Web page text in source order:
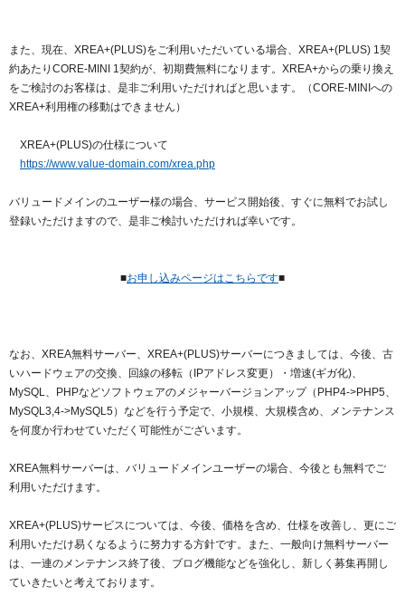
以下でもログイン可能
GMO ID
Value Domain Oneアカウント作成
Google
GMO ID Amazon
また、現在、XREA+(PLUS)をご利用いただいている場合、XREA+(PLUS) 1契
約あたりCORE-MINI 1契約が、初期費無料になります。XREA+からの乗り換え
をご検討のお客様は、是非ご利用いただければと思います。（CORE-MINIへの
XREA+利用権の移動はできません）
XREA+(PLUS)の仕様について
https://www.value-domain.com/xrea.php
バリュードメインのユーザー様の場合、サービス開始後、すぐに無料でお試し
登録いただけますので、是非ご検討いただければ幸いです。
■お申し込みページはこちらです■
なお、XREA無料サーバー、XREA+(PLUS)サーバーにつきましては、今後、古
いハードウェアの交換、回線の移転（IPアドレス変更）・増速(ギガ化)、
MySQL、PHPなどソフトウェアのメジャーバージョンアップ（PHP4->PHP5、
MySQL3,4->MySQL5）などを行う予定で、小規模、大規模含め、メンテナンス
を何度か行わせていただく可能性がございます。
XREA無料サーバーは、バリュードメインユーザーの場合、今後とも無料でご
利用いただけます。
XREA+(PLUS)サービスについては、今後、価格を含め、仕様を改善し、更にご
利用いただけ易くなるように努力する方針です。また、一般向け無料サーバー
は、一連のメンテナンス終了後、ブログ機能などを強化し、新しく募集再開し
ていきたいと考えております。